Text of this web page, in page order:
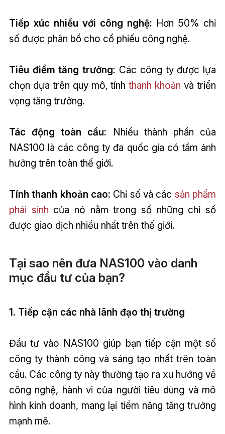
Tiếp xúc nhiều với công nghệ: Hơn 50% chỉ
số được phân bổ cho cổ phiếu công nghệ.
Tiêu điểm tăng trưởng: Các công ty được lựa
chọn dựa trên quy mô, tínhthanh khoản và triển
vọng tăng trưởng.
Tác động toàn cầu: Nhiều thành phần của
NAS100 là các công ty đa quốc gia có tầm ảnh
hưởng trên toàn thế giới.
Tính thanh khoản cao: Chỉ số và các sản phẩm
phái sinh của nó nằm trong số những chỉ số
được giao dịch nhiều nhất trên thế giới.
Tại sao nên đưa NAS100 vào danh
mục đầu tư của bạn?
1. Tiếp cận các nhà lãnh đạo thị trường
Đầu tư vào NAS100 giúp bạn tiếp cận một số
công ty thành công và sáng tạo nhất trên toàn
cầu. Các công ty này thường tạo ra xu hướng về
công nghệ, hành vi của người tiêu dùng và mô
hình kinh doanh, mang lại tiềm năng tăng trưởng
mạnh mẽ.